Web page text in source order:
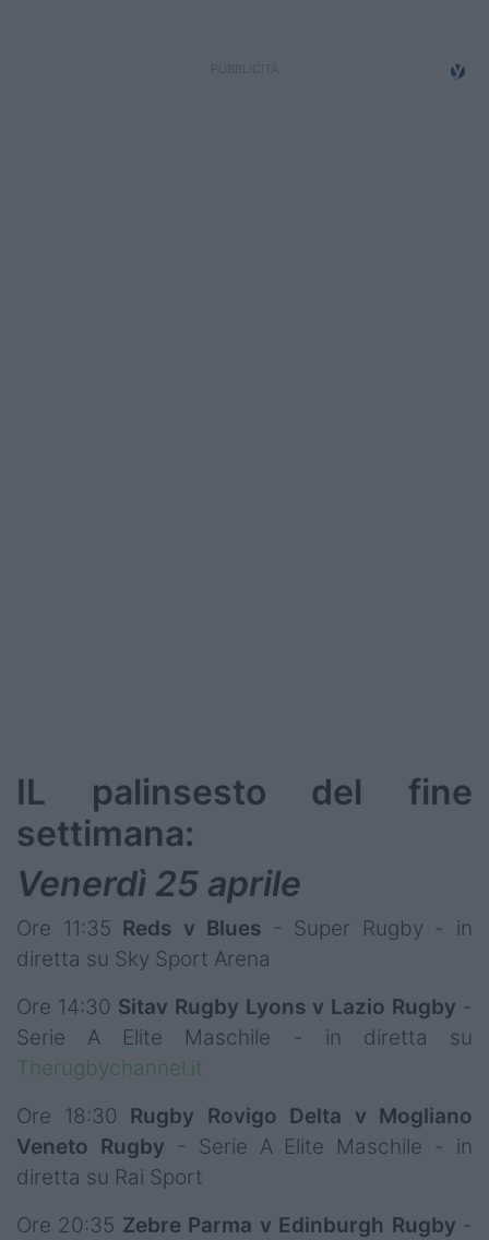
IL palinsesto del fine
settimana:
Venerdì 25 aprile
Ore 11:35 Reds v Blues - Super Rugby - in
diretta su Sky Sport Arena
Ore 14:30 Sitav Rugby Lyons v Lazio Rugby -
Serie A Elite Maschile - in diretta su
Therugbychannel.it
Ore 18:30 Rugby Rovigo Delta v Mogliano
Veneto Rugby - Serie A Elite Maschile - in
diretta su Rai Sport
Ore 20:35 Zebre Parma v Edinburgh Rugby -